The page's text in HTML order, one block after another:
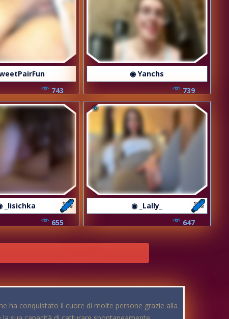
743
◉ Yanchs
739
_lisichka
655
◉ _Lally_
647
ha conquistato il cuore di molte persone grazie alla